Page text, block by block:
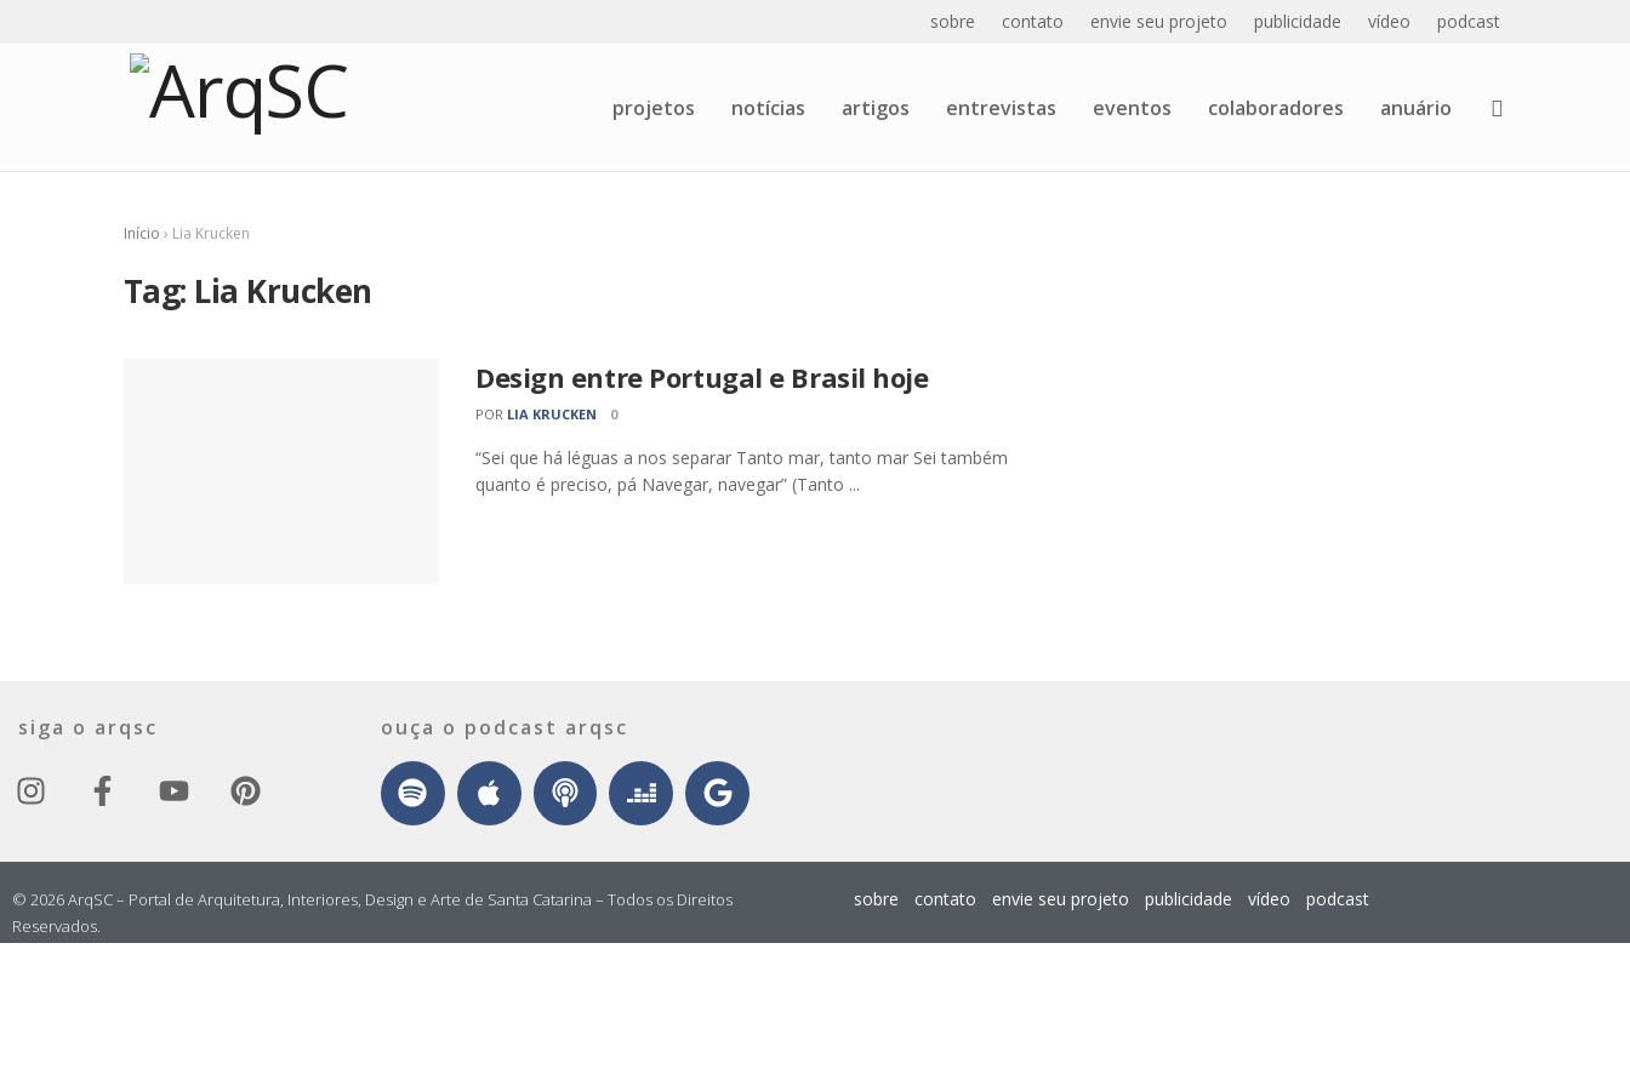
sobre contato envie seu projeto publicidade vídeo podcast
projetos notícias artigos entrevistas eventos colaboradores anuário
Início › Lia Krucken
Tag: Lia Krucken
Design entre Portugal e Brasil hoje
POR LIA KRUCKEN 0
“Sei que há léguas a nos separar Tanto mar, tanto mar Sei também
quanto é preciso, pá Navegar, navegar” (Tanto ...
siga o arqsc ouça o podcast arqsc
© 2026 ArqSC – Portal de Arquitetura, Interiores, Design e Arte de Santa Catarina – Todos os Direitos
Reservados.
sobre contato envie seu projeto publicidade vídeo podcast